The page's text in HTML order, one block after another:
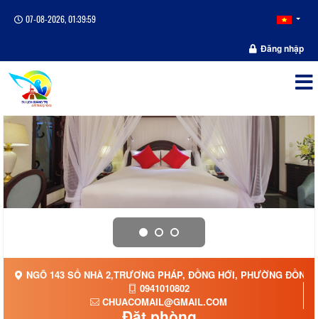
07-08-2026, 01:40:00
Đăng nhập
NGÕ 143 SỐ NHÀ 2,TRƯƠNG PHÁP, ĐỒNG HỚI, PHƯỜNG ĐỒNG
0941010802
CHUACOMAIL@GMAIL.COM